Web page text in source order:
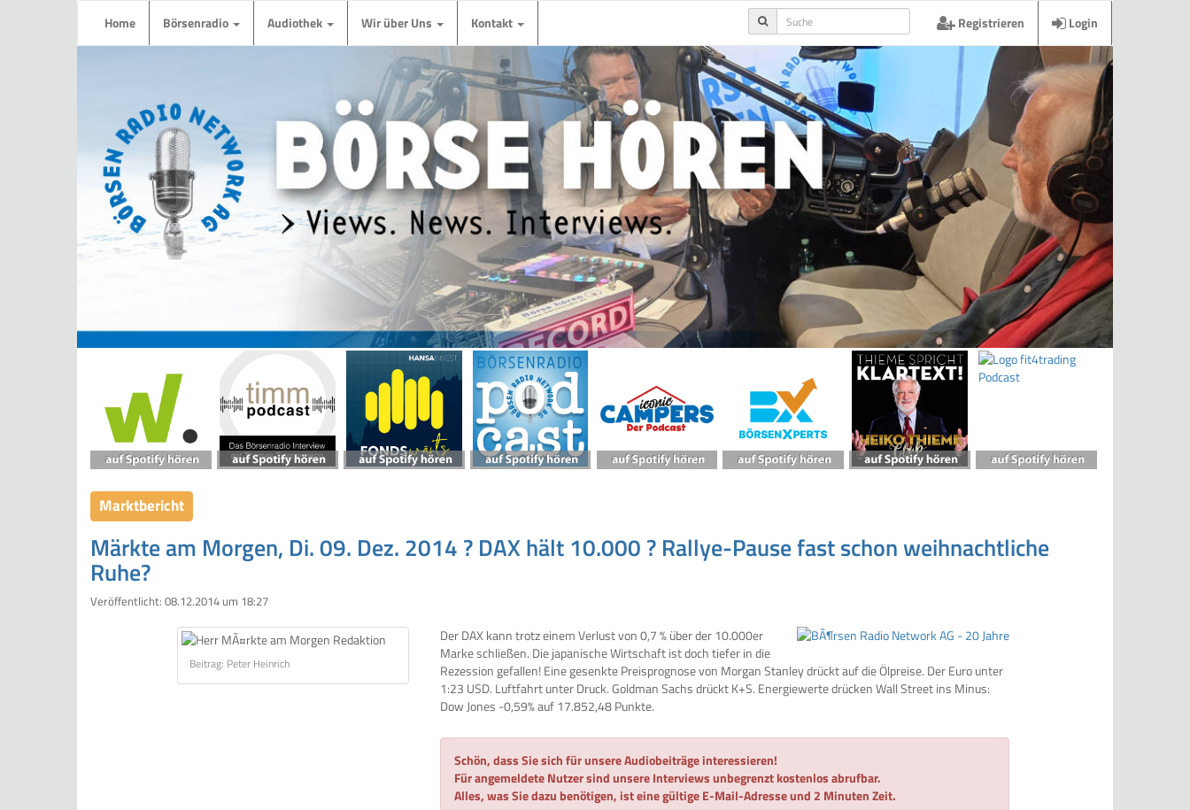
Home Börsenradio Audiothek Wir über Uns Kontakt Registrieren Login
Marktbericht
Märkte am Morgen, Di. 09. Dez. 2014 ? DAX hält 10.000 ? Rallye-Pause fast schon weihnachtliche
Ruhe?
Veröffentlicht: 08.12.2014 um 18:27
Beitrag: Peter Heinrich
Der DAX kann trotz einem Verlust von 0,7 % über der 10.000er
Marke schließen. Die japanische Wirtschaft ist doch tiefer in die
Rezession gefallen! Eine gesenkte Preisprognose von Morgan Stanley drückt auf die Ölpreise. Der Euro unter
1:23 USD. Luftfahrt unter Druck. Goldman Sachs drückt K+S. Energiewerte drücken Wall Street ins Minus:
Dow Jones -0,59% auf 17.852,48 Punkte.
Schön, dass Sie sich für unsere Audiobeiträge interessieren!
Für angemeldete Nutzer sind unsere Interviews unbegrenzt kostenlos abrufbar.
Alles, was Sie dazu benötigen, ist eine gültige E-Mail-Adresse und 2 Minuten Zeit.